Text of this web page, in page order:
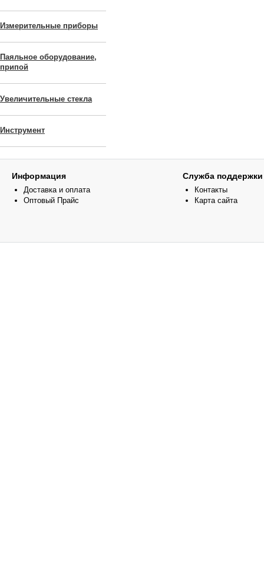
Измерительные приборы
Паяльное оборудование,
припой
Увеличительные стекла
Инструмент
Информация
Доставка и оплата
Оптовый Прайс
Служба поддержки
Контакты
Карта сайта